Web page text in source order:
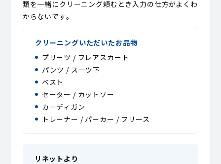
類を一緒にクリーニング頼むとき入力の仕方がよくわ
からないです。
クリーニングいただいたお品物
プリーツ / フレアスカート
パンツ / スーツ下
ベスト
セーター / カットソー
カーディガン
トレーナー / パーカー / フリース
リネットより